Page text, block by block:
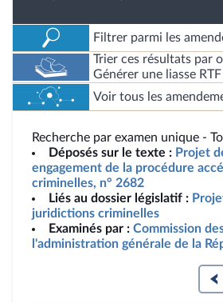
Filtrer parmi les
Trier ces résultats par
Générer une liasse RTF
Voir tous les
Recherche par examen unique -
Déposés sur le texte : Projet
engagement de la procédure
criminelles, n° 2682
Liés au dossier législatif :
juridictions criminelles
Examinés par : Commission
l'administration générale de la